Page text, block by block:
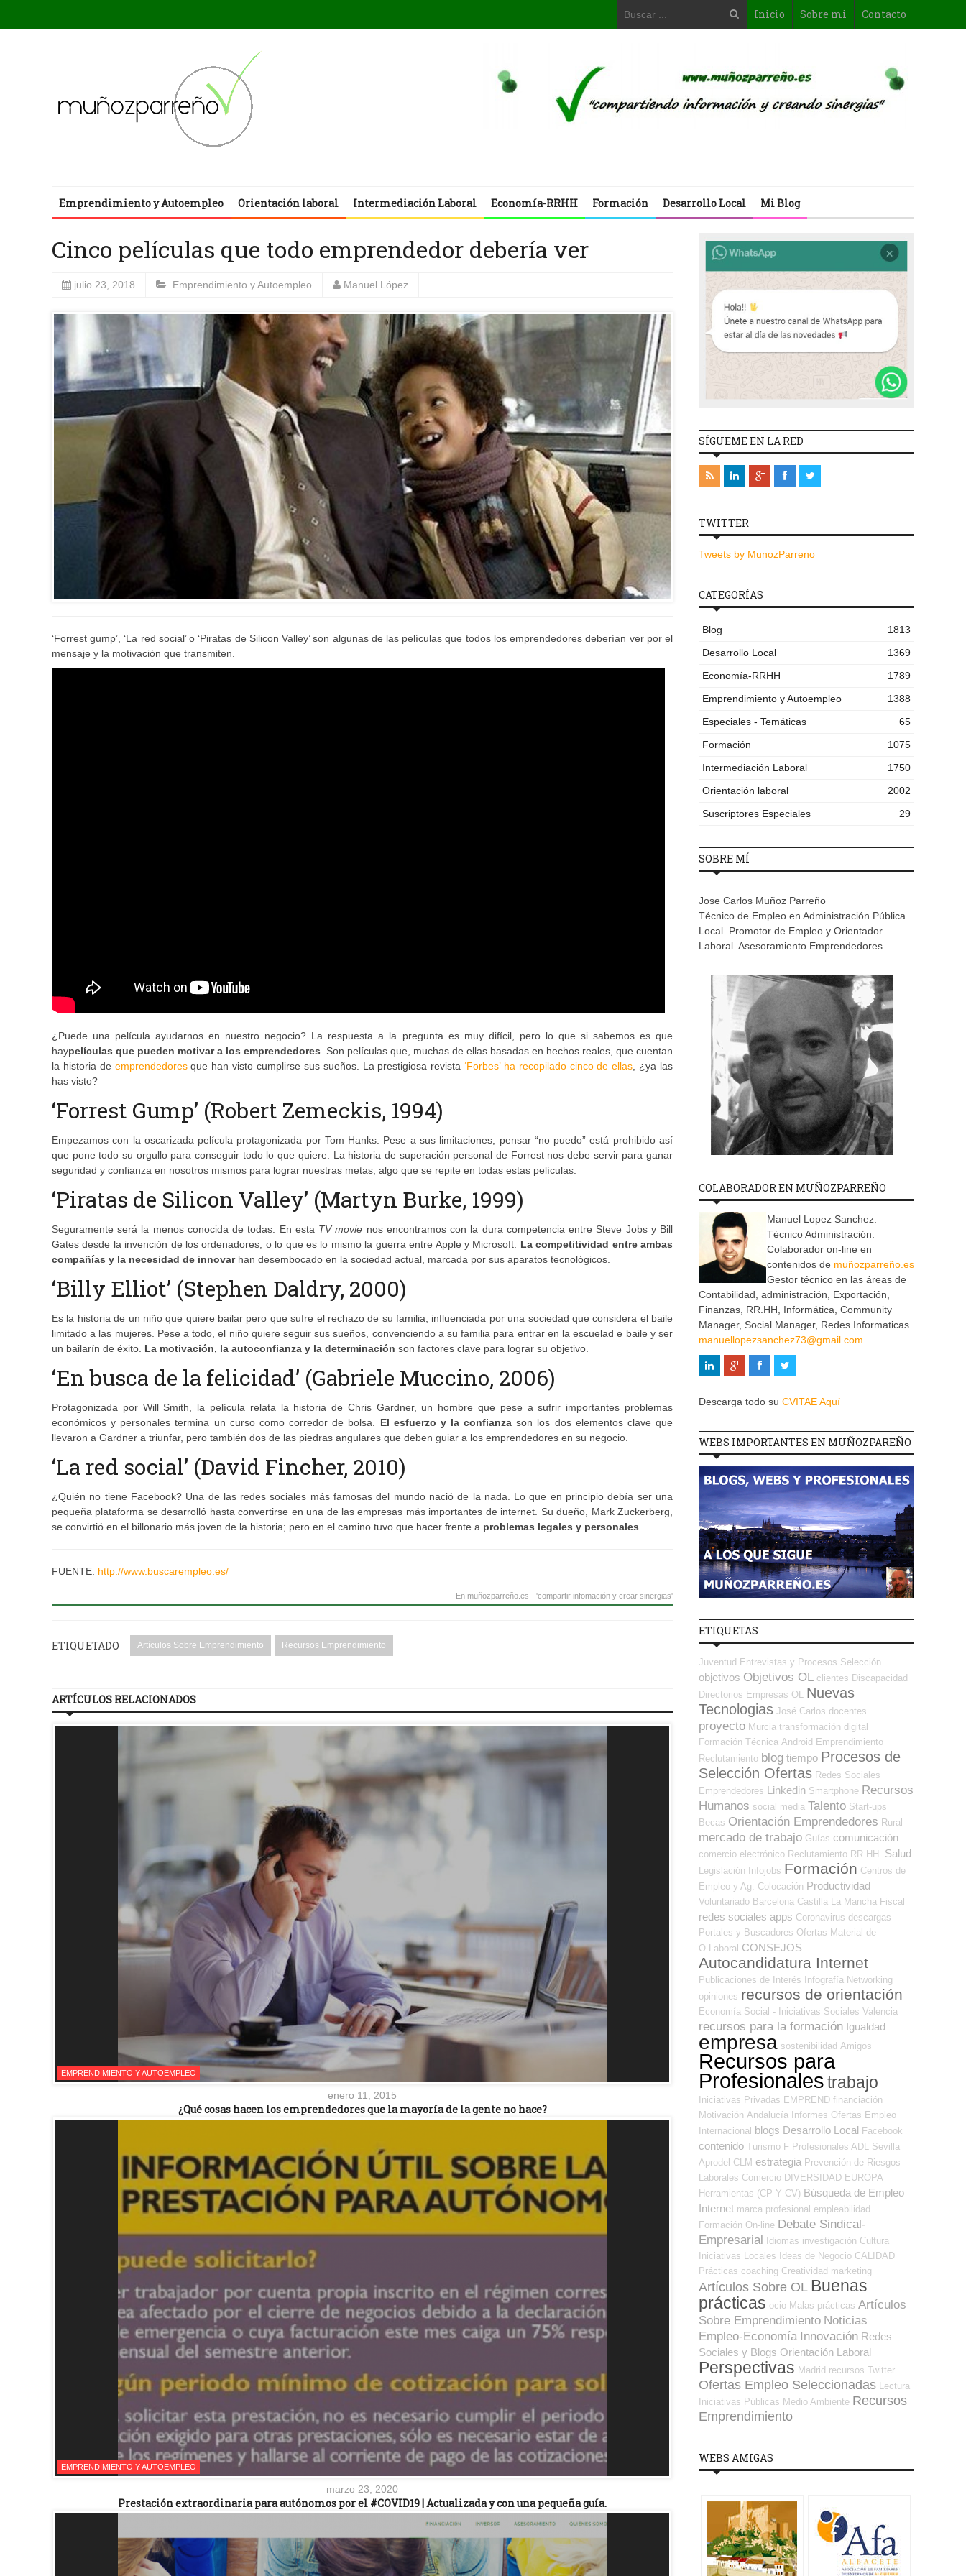
Inicio Sobre mi Contacto
Emprendimiento y Autoempleo Orientación laboral Intermediación Laboral Economía-RRHH Formación Desarrollo Local Mi Blog
Cinco películas que todo emprendedor debería ver
julio 23, 2018 Emprendimiento y Autoempleo Manuel López
‘Forrest gump’, ‘La red social’ o ‘Piratas de Silicon Valley’ son algunas de las películas que todos los emprendedores deberían ver por el
mensaje y la motivación que transmiten.
¿Puede una película ayudarnos en nuestro negocio? La respuesta a la pregunta es muy difícil, pero lo que si sabemos es que
haypelículas que pueden motivar a los emprendedores. Son películas que, muchas de ellas basadas en hechos reales, que cuentan
la historia de emprendedoresque han visto cumplirse sus sueños. La prestigiosa revista‘Forbes’ ha recopilado cinco de ellas, ¿ya las
has visto?
‘Forrest Gump’ (Robert Zemeckis, 1994)
Empezamos con la oscarizada película protagonizada por Tom Hanks. Pese a sus limitaciones, pensar “no puedo” está prohibido así
que pone todo su orgullo para conseguir todo lo que quiere. La historia de superación personal de Forrest nos debe servir para ganar
seguridad y confianza en nosotros mismos para lograr nuestras metas, algo que se repite en todas estas películas.
‘Piratas de Silicon Valley’ (Martyn Burke, 1999)
Seguramente será la menos conocida de todas. En esta TV movie nos encontramos con la dura competencia entre Steve Jobs y Bill
Gates desde la invención de los ordenadores, o lo que es lo mismo la guerra entre Apple y Microsoft. La competitividad entre ambas
compañías y la necesidad de innovarhan desembocado en la sociedad actual, marcada por sus aparatos tecnológicos.
‘Billy Elliot’ (Stephen Daldry, 2000)
Es la historia de un niño que quiere bailar pero que sufre el rechazo de su familia, influenciada por una sociedad que considera el baile
limitado a las mujeres. Pese a todo, el niño quiere seguir sus sueños, convenciendo a su familia para entrar en la escuelad e baile y ser
un bailarín de éxito. La motivación, la autoconfianza y la determinación son factores clave para lograr su objetivo.
‘En busca de la felicidad’ (Gabriele Muccino, 2006)
Protagonizada por Will Smith, la película relata la historia de Chris Gardner, un hombre que pese a sufrir importantes problemas
económicos y personales termina un curso como corredor de bolsa. El esfuerzo y la confianza son los dos elementos clave que
llevaron a Gardner a triunfar, pero también dos de las piedras angulares que deben guiar a los emprendedores en su negocio.
‘La red social’ (David Fincher, 2010)
¿Quién no tiene Facebook? Una de las redes sociales más famosas del mundo nació de la nada. Lo que en principio debía ser una
pequeña plataforma se desarrolló hasta convertirse en una de las empresas más importantes de internet. Su dueño, Mark Zuckerberg,
se convirtió en el billonario más joven de la historia; pero en el camino tuvo que hacer frente a problemas legales y personales.
FUENTE: http://www.buscarempleo.es/
En muñozparreño.es - 'compartir infomación y crear sinergias'
ETIQUETADO Artículos Sobre Emprendimiento Recursos Emprendimiento
ARTÍCULOS RELACIONADOS
EMPRENDIMIENTO Y AUTOEMPLEO
enero 11, 2015
¿Qué cosas hacen los emprendedores que la mayoría de la gente no hace?
EMPRENDIMIENTO Y AUTOEMPLEO
marzo 23, 2020
Prestación extraordinaria para autónomos por el #COVID19 | Actualizada y con una pequeña guía.
SÍGUEME EN LA RED
TWITTER
Tweets by MunozParreno
CATEGORÍAS
Blog
1813
Desarrollo Local
1369
Economía-RRHH
1789
Emprendimiento y Autoempleo
1388
Especiales - Temáticas
65
Formación
1075
Intermediación Laboral
1750
Orientación laboral
2002
Suscriptores Especiales
29
SOBRE MÍ
Jose Carlos Muñoz Parreño
Técnico de Empleo en Administración Pública
Local. Promotor de Empleo y Orientador
Laboral. Asesoramiento Emprendedores
COLABORADOR EN MUÑOZPARREÑO
Manuel Lopez Sanchez.
Técnico Administración.
Colaborador on-line en
contenidos de muñozparreño.es
Gestor técnico en las áreas de
Contabilidad, administración, Exportación,
Finanzas, RR.HH, Informática, Community
Manager, Social Manager, Redes Informaticas.
manuellopezsanchez73@gmail.com
Descarga todo su CVITAE Aquí
WEBS IMPORTANTES EN MUÑOZPAREÑO
ETIQUETAS
Juventud Entrevistas y Procesos Selección
objetivos Objetivos OL clientes Discapacidad
Directorios Empresas OL
Nuevas
Tecnologias José Carlos docentes
proyecto Murcia transformación digital
Formación Técnica Android Emprendimiento
Reclutamiento blog tiempo Procesos de
Selección Ofertas Redes Sociales
Emprendedores Linkedin Smartphone Recursos
Humanos social media Talento Start-ups
Becas Orientación Emprendedores Rural
mercado de trabajo Guías comunicación
comercio electrónico Reclutamiento RR.HH. Salud
Legislación Infojobs Formación Centros de
Empleo y Ag. Colocación Productividad
Voluntariado Barcelona Castilla La Mancha Fiscal
redes sociales apps Coronavirus descargas
Portales y Buscadores Ofertas Material de
O.Laboral CONSEJOS
Autocandidatura Internet
Publicaciones de Interés Infografía Networking
opiniones recursos de orientación
Economía Social - Iniciativas Sociales Valencia
recursos para la formación Igualdad
empresa sostenibilidad Amigos
Recursos para
Profesionalestrabajo
Iniciativas Privadas EMPREND financiación
Motivación Andalucía Informes Ofertas Empleo
Internacional blogs Desarrollo Local Facebook
contenido Turismo F Profesionales ADL
Sevilla
Aprodel CLM estrategia Prevención de Riesgos
Laborales Comercio DIVERSIDAD EUROPA
Herramientas (CP Y CV) Búsqueda de Empleo
Internet marca profesional empleabilidad
Formación On-line Debate Sindical-
Empresarial
Idiomas investigación Cultura
Iniciativas Locales
Ideas de Negocio CALIDAD
Prácticas coaching Creatividad marketing
Artículos Sobre OL Buenas
prácticas ocio Malas prácticas Artículos
Sobre Emprendimiento Noticias
Empleo-Economía Innovación Redes
Sociales y Blogs Orientación Laboral
Perspectivas Madrid recursos Twitter
Ofertas Empleo Seleccionadas
Lectura
Iniciativas Públicas Medio Ambiente Recursos
Emprendimiento
WEBS AMIGAS